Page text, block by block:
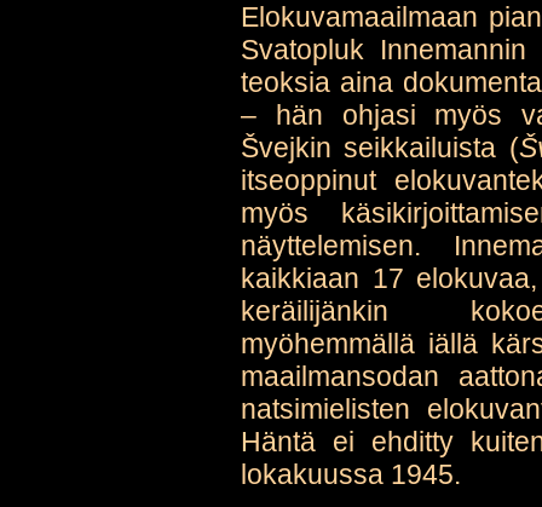
Elokuvamaailmaan
Svatopluk
teoksia aina
– hän ohjasi myös
Švejkin seikkailuista (
itseoppinut
myös
näyttelemisen.
kaikkiaan 17
keräilijänkin
myöhemmällä iällä
maailmansodan
natsimielisten
Häntä ei ehditty
lokakuussa 1945.